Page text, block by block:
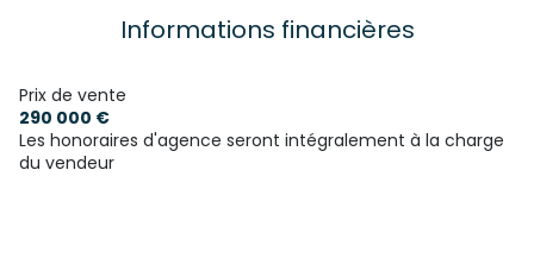
Informations financières
Prix de vente
290 000 €
Les honoraires d'agence seront intégralement à la charge
du vendeur